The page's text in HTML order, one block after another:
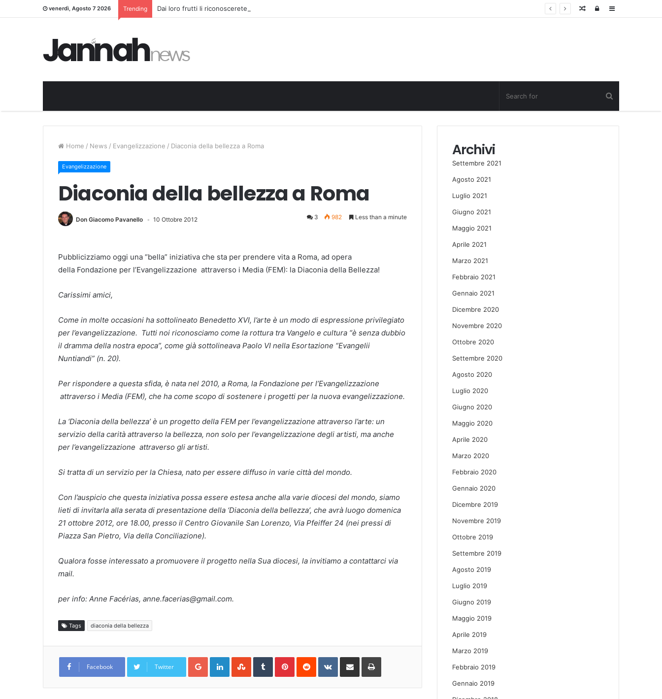
venerdì, Agosto 7 2026 Trending Dai loro frutti li riconoscerete Sidebar
Log
Random
Home / News / Evangelizzazione / Diaconia della bellezza a Roma
Evangelizzazione
Diaconia della bellezza a Roma
Don Giacomo Pavanello 10 Ottobre 2012 3 982 Less than a minute
Pubblicizziamo oggi una “bella” iniziativa che sta per prendere vita a Roma, ad opera
della Fondazione per l’Evangelizzazione attraverso i Media (FEM): la Diaconia della Bellezza!
Carissimi amici,
Come in molte occasioni ha sottolineato Benedetto XVI, l’arte è un modo di espressione privilegiato
per l’evangelizzazione. Tutti noi riconosciamo come la rottura tra Vangelo e cultura “è senza dubbio
il dramma della nostra epoca”, come già sottolineava Paolo VI nella Esortazione “Evangelii
Nuntiandi” (n. 20).
Per rispondere a questa sfida, è nata nel 2010, a Roma, la Fondazione per l’Evangelizzazione
attraverso i Media (FEM), che ha come scopo di sostenere i progetti per la nuova evangelizzazione.
La ‘Diaconia della bellezza’ è un progetto della FEM per l’evangelizzazione attraverso l’arte: un
servizio della carità attraverso la bellezza, non solo per l’evangelizzazione degli artisti, ma anche
per l’evangelizzazione attraverso gli artisti.
Si tratta di un servizio per la Chiesa, nato per essere diffuso in varie città del mondo.
Con l’auspicio che questa iniziativa possa essere estesa anche alla varie diocesi del mondo, siamo
lieti di invitarla alla serata di presentazione della ‘Diaconia della bellezza’, che avrà luogo domenica
21 ottobre 2012, ore 18.00, presso il Centro Giovanile San Lorenzo, Via Pfeiffer 24 (nei pressi di
Piazza San Pietro, Via della Conciliazione).
Qualora fosse interessato a promuovere il progetto nella Sua diocesi, la invitiamo a contattarci via
mail.
per info: Anne Facérias, anne.facerias@gmail.com.
Tags diaconia della bellezza
Facebook Twitter
Google+LinkedInStumbleUpon
TumblrPinterestReddit VKontakteShare
Email
Print
Archivi
Settembre 2021
Agosto 2021
Luglio 2021
Giugno 2021
Maggio 2021
Aprile 2021
Marzo 2021
Febbraio 2021
Gennaio 2021
Dicembre 2020
Novembre 2020
Ottobre 2020
Settembre 2020
Agosto 2020
Luglio 2020
Giugno 2020
Maggio 2020
Aprile 2020
Marzo 2020
Febbraio 2020
Gennaio 2020
Dicembre 2019
Novembre 2019
Ottobre 2019
Settembre 2019
Agosto 2019
Luglio 2019
Giugno 2019
Maggio 2019
Aprile 2019
Marzo 2019
Febbraio 2019
Gennaio 2019